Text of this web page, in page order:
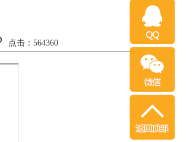
点击：564360